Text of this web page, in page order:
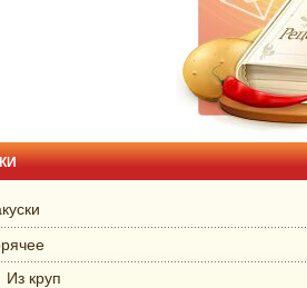
Из круп